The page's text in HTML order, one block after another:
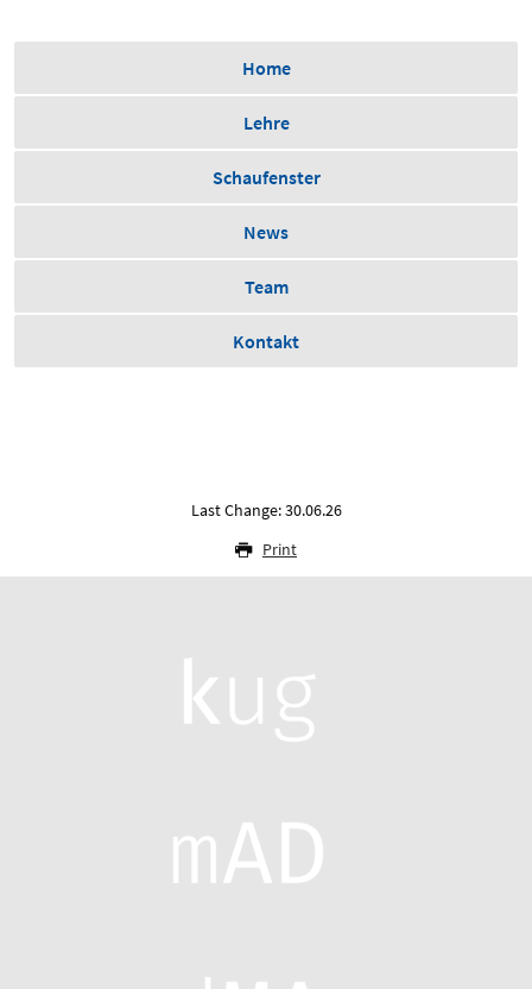
Home
Lehre
Schaufenster
News
Team
Kontakt
Last Change: 30.06.26
Print